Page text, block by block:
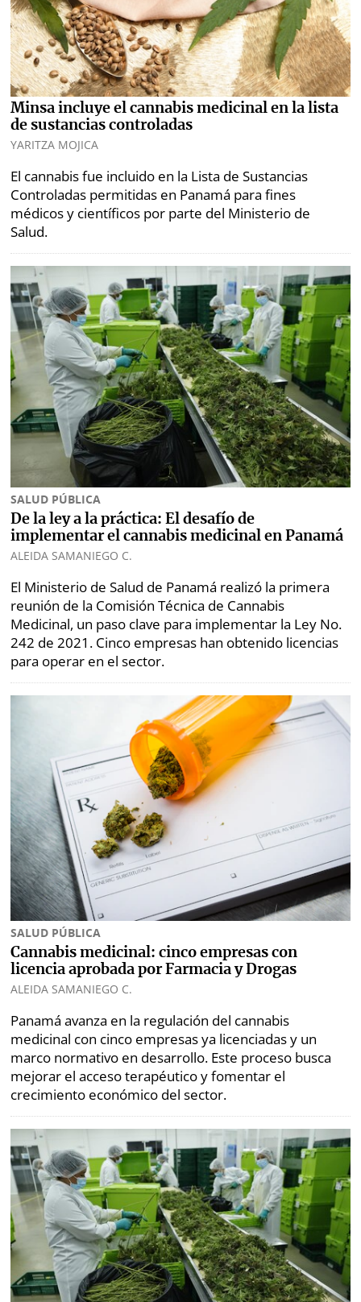
Minsa incluye el cannabis medicinal en la lista
de sustancias controladas
YARITZA MOJICA
El cannabis fue incluido en la Lista de Sustancias
Controladas permitidas en Panamá para fines
médicos y científicos por parte del Ministerio de
Salud.
SALUD PÚBLICA
De la ley a la práctica: El desafío de
implementar el cannabis medicinal en Panamá
ALEIDA SAMANIEGO C.
El Ministerio de Salud de Panamá realizó la primera
reunión de la Comisión Técnica de Cannabis
Medicinal, un paso clave para implementar la Ley No.
242 de 2021. Cinco empresas han obtenido licencias
para operar en el sector.
SALUD PÚBLICA
Cannabis medicinal: cinco empresas con
licencia aprobada por Farmacia y Drogas
ALEIDA SAMANIEGO C.
Panamá avanza en la regulación del cannabis
medicinal con cinco empresas ya licenciadas y un
marco normativo en desarrollo. Este proceso busca
mejorar el acceso terapéutico y fomentar el
crecimiento económico del sector.